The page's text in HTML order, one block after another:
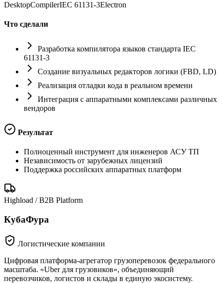
DesktopCompilerIEC 61131-3Electron
Что сделали
Разработка компилятора языков стандарта IEC
61131-3
Создание визуальных редакторов логики (FBD, LD)
Реализация отладки кода в реальном времени
Интеграция с аппаратными комплексами различных
вендоров
Результат
Полноценный инструмент для инженеров АСУ ТП
Независимость от зарубежных лицензий
Поддержка российских аппаратных платформ
Highload / B2B Platform
КубаФура
Логистические компании
Цифровая платформа-агрегатор грузоперевозок федерального
масштаба. «Uber для грузовиков», объединяющий
перевозчиков, логистов и склады в единую экосистему.